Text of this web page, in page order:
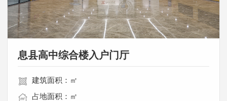
息县高中综合楼入户门厅
建筑面积：㎡
占地面积：㎡